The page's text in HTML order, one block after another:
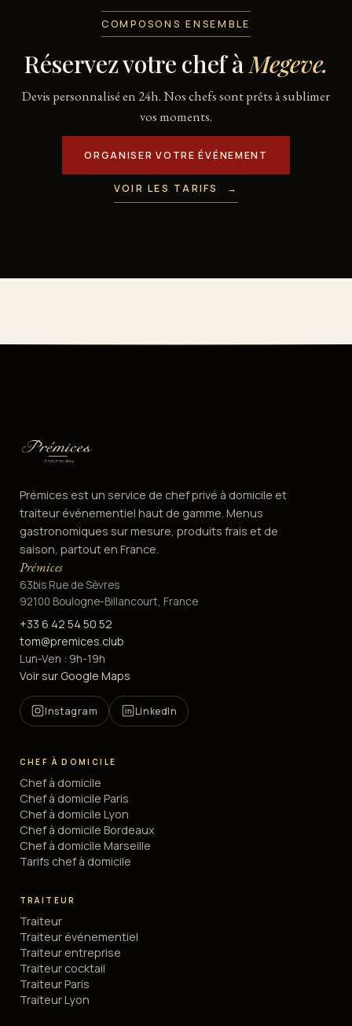
COMPOSONS ENSEMBLE
Réservez votre chef àMegeve.
Devis personnalisé en 24h. Nos chefs sont prêts à sublimer
vos moments.
ORGANISER VOTRE ÉVÉNEMENT
VOIR LES TARIFS →
Prémices est un service de chef privé à domicile et
traiteur événementiel haut de gamme. Menus
gastronomiques sur mesure, produits frais et de
saison, partout en France.
Prémices
63bis Rue de Sèvres
92100 Boulogne-Billancourt, France
+33 6 42 54 50 52
tom@premices.club
Lun-Ven : 9h-19h
Voir sur Google Maps
Instagram LinkedIn
CHEF À DOMICILE
Chef à domicile
Chef à domicile Paris
Chef à domicile Lyon
Chef à domicile Bordeaux
Chef à domicile Marseille
Tarifs chef à domicile
TRAITEUR
Traiteur
Traiteur événementiel
Traiteur entreprise
Traiteur cocktail
Traiteur Paris
Traiteur Lyon